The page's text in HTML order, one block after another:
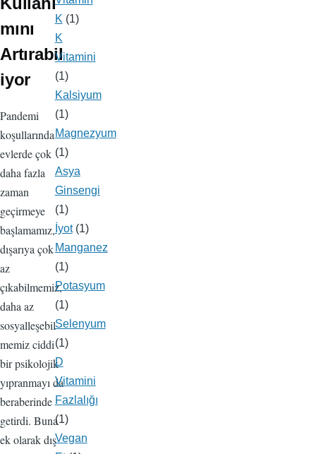
mını
Artırabil
iyor
Pandemi
koşullarında
evlerde çok
daha fazla
zaman
geçirmeye
başlamamız,
dışarıya çok
az
çıkabilmemiz,
daha az
sosyalleşebil
memiz ciddi
bir psikolojik
yıpranmayı da
beraberinde
getirdi. Buna
ek olarak dış
K (1)
K
Vitamini
(1)
Kalsiyum
(1)
Magnezyum
(1)
Asya
Ginsengi
(1)
İyot(1)
Manganez
(1)
Potasyum
(1)
Selenyum
(1)
D
Vitamini
Fazlalığı
(1)
Vegan